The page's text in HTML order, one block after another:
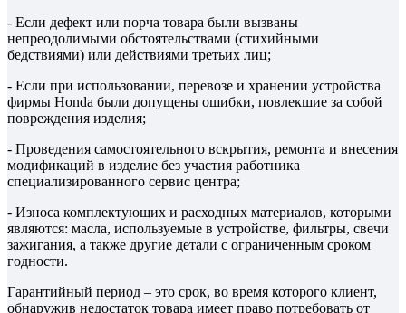
- Если дефект или порча товара были вызваны
непреодолимыми обстоятельствами (стихийными
бедствиями) или действиями третьих лиц;
- Если при использовании, перевозе и хранении устройства
фирмы Honda были допущены ошибки, повлекшие за собой
повреждения изделия;
- Проведения самостоятельного вскрытия, ремонта и внесения
модификаций в изделие без участия работника
специализированного сервис центра;
- Износа комплектующих и расходных материалов, которыми
являются: масла, используемые в устройстве, фильтры, свечи
зажигания, а также другие детали с ограниченным сроком
годности.
Гарантийный период – это срок, во время которого клиент,
обнаружив недостаток товара имеет право потребовать от